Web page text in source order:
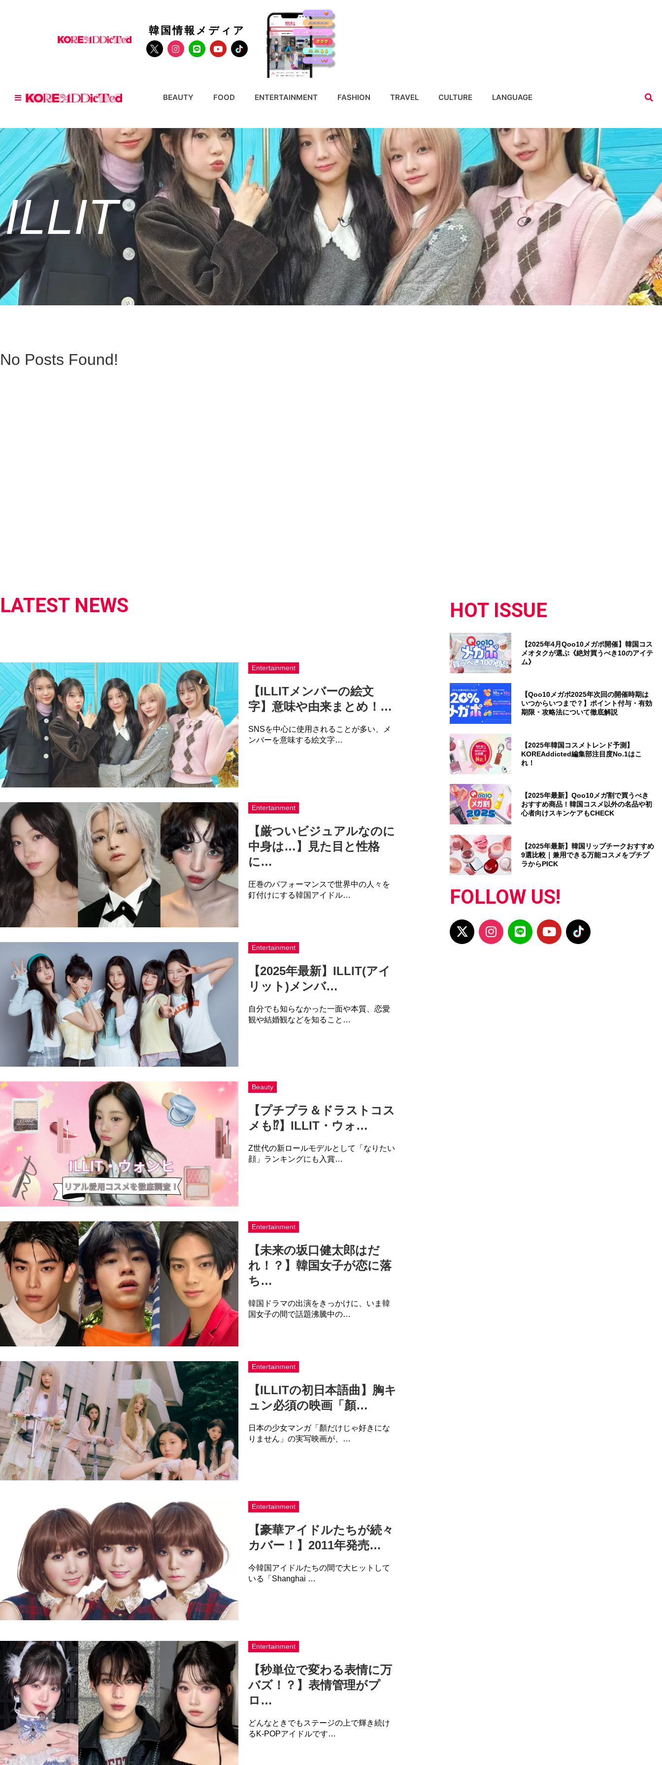
韓国情報メディア
BEAUTY FOOD ENTERTAINMENT FASHION TRAVEL CULTURE LANGUAGE
ILLIT
No Posts Found!
LATEST NEWS
Entertainment
【ILLITメンバーの絵文
字】意味や由来まとめ！…
SNSを中心に使用されることが多い、メ
ンバーを意味する絵文字…
Entertainment
【厳ついビジュアルなのに
中身は…】見た目と性格
に…
圧巻のパフォーマンスで世界中の人々を
釘付けにする韓国アイドル…
Entertainment
【2025年最新】ILLIT(アイ
リット)メンバ…
自分でも知らなかった一面や本質、恋愛
観や結婚観などを知ること…
Beauty
【プチプラ＆ドラストコス
メも⁉】ILLIT・ウォ…
Z世代の新ロールモデルとして「なりたい
顔」ランキングにも入賞…
Entertainment
【未来の坂口健太郎はだ
れ！？】韓国女子が恋に落
ち…
韓国ドラマの出演をきっかけに、いま韓
国女子の間で話題沸騰中の…
Entertainment
【ILLITの初日本語曲】胸キ
ュン必須の映画「顏…
日本の少女マンガ「顏だけじゃ好きにな
りません」の実写映画が、…
Entertainment
【豪華アイドルたちが続々
カバー！】2011年発売…
今韓国アイドルたちの間で大ヒットして
いる「Shanghai …
Entertainment
【秒単位で変わる表情に万
バズ！？】表情管理がプ
ロ…
どんなときでもステージの上で輝き続け
るK-POPアイドルです…
HOT ISSUE
【2025年4月Qoo10メガポ開催】韓国コス
メオタクが選ぶ《絶対買うべき10のアイテ
ム》
【Qoo10メガポ2025年次回の開催時期は
いつからいつまで？】ポイント付与・有効
期限・攻略法について徹底解説
【2025年韓国コスメトレンド予測】
KOREAddicted編集部注目度No.1はこ
れ！
【2025年最新】Qoo10メガ割で買うべき
おすすめ商品！韓国コスメ以外の名品や初
心者向けスキンケアもCHECK
【2025年最新】韓国リップチークおすすめ
9選比較｜兼用できる万能コスメをプチプ
ラからPICK
FOLLOW US!